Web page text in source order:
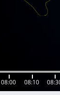
08:00 08:10